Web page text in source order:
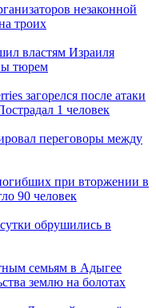
незаконной
троих
властям Израиля
тюрем
загорелся после атаки
1 человек
переговоры между
при вторжении в
90 человек
обрушились в
семьям в Адыгее
землю на болотах